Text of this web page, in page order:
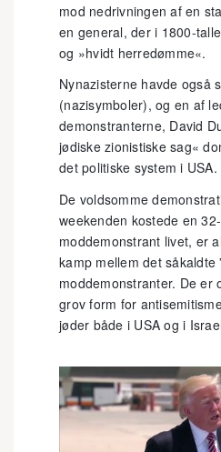
mod nedrivningen af en
en general, der i 1800-
og »hvidt herredømme«.
Nynazisterne havde også
(nazisymboler), og en af
demonstranterne, David
jødiske zionistiske sag«
det politiske system i USA.
De voldsomme
weekenden kostede en
moddemonstrant livet, er
kamp mellem det såkaldte
moddemonstranter. De er
grov form for
jøder både i USA og i